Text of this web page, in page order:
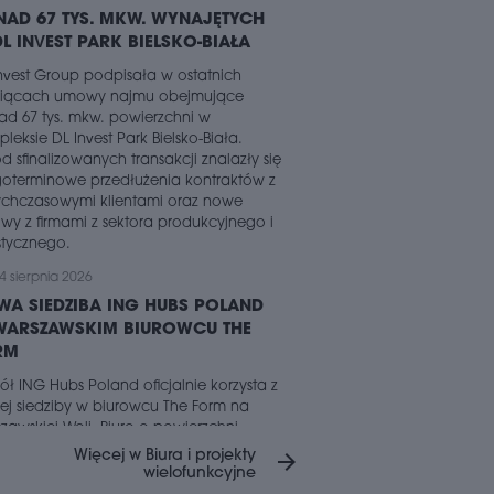
67 TYS. MKW. WYNAJĘTYCH
INVEST PARK BIELSKO-BIAŁA
Group podpisała w ostatnich
umowy najmu obejmujące
67 tys. mkw. powierzchni w
DL Invest Park Bielsko-Biała.
sfinalizowanych transakcji znalazły się
przedłużenia kontraktów z
klientami oraz nowe
z firmami z sektora produkcyjnego i
sierpnia 2026
SIEDZIBA ING HUBS POLAND
BIUROWCU THE
ING Hubs Poland oficjalnie korzysta z
siedziby w biurowcu The Form na
Woli. Biuro o powierzchni
6 tys. mkw., zaprojektowane przez
architektoniczną MIXD,
Więcej w Biura i projekty
wielofunkcyjne
arrow_forward